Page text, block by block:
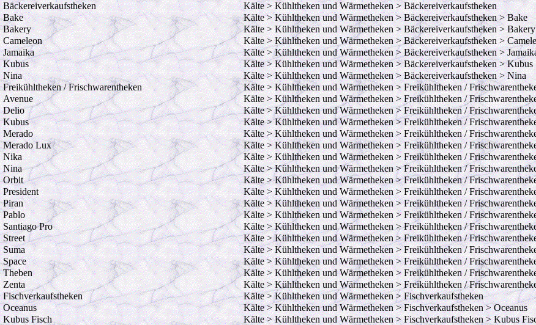
Bäckereiverkaufstheken
Kälte > Kühltheken und Wärmetheken > Bäckereiverkaufstheken
Bake
Kälte > Kühltheken und Wärmetheken > Bäckereiverkaufstheken > Bake
Bakery
Kälte > Kühltheken und Wärmetheken > Bäckereiverkaufstheken > Bakery
Cameleon
Kälte > Kühltheken und Wärmetheken > Bäckereiverkaufstheken >
Jamaika
Kälte > Kühltheken und Wärmetheken > Bäckereiverkaufstheken >
Kubus
Kälte > Kühltheken und Wärmetheken > Bäckereiverkaufstheken > Kubus
Nina
Kälte > Kühltheken und Wärmetheken > Bäckereiverkaufstheken > Nina
Freikühltheken / Frischwarentheken
Kälte > Kühltheken und Wärmetheken > Freikühltheken /
Avenue
Kälte > Kühltheken und Wärmetheken > Freikühltheken /
Delio
Kälte > Kühltheken und Wärmetheken > Freikühltheken /
Kubus
Kälte > Kühltheken und Wärmetheken > Freikühltheken /
Merado
Kälte > Kühltheken und Wärmetheken > Freikühltheken /
Merado Lux
Kälte > Kühltheken und Wärmetheken > Freikühltheken /
Nika
Kälte > Kühltheken und Wärmetheken > Freikühltheken /
Nina
Kälte > Kühltheken und Wärmetheken > Freikühltheken /
Orbit
Kälte > Kühltheken und Wärmetheken > Freikühltheken /
President
Kälte > Kühltheken und Wärmetheken > Freikühltheken /
Piran
Kälte > Kühltheken und Wärmetheken > Freikühltheken /
Pablo
Kälte > Kühltheken und Wärmetheken > Freikühltheken /
Santiago Pro
Kälte > Kühltheken und Wärmetheken > Freikühltheken /
Street
Kälte > Kühltheken und Wärmetheken > Freikühltheken /
Suma
Kälte > Kühltheken und Wärmetheken > Freikühltheken /
Space
Kälte > Kühltheken und Wärmetheken > Freikühltheken /
Theben
Kälte > Kühltheken und Wärmetheken > Freikühltheken /
Zenta
Kälte > Kühltheken und Wärmetheken > Freikühltheken /
Fischverkaufstheken
Kälte > Kühltheken und Wärmetheken > Fischverkaufstheken
Oceanus
Kälte > Kühltheken und Wärmetheken > Fischverkaufstheken > Oceanus
Kubus Fisch
Kälte > Kühltheken und Wärmetheken > Fischverkaufstheken > Kubus